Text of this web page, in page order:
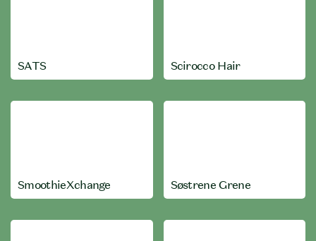
SATS Scirocco Hair
SmoothieXchange Søstrene Grene